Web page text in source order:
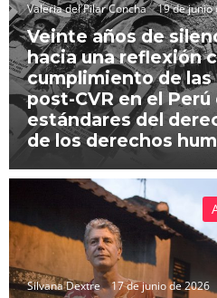
Valeria del Pilar Concha 19 de junio
Veinte años de
hacia una reflexión
cumplimiento de
post-CVR en el
estándares del
de los derechos
Silvana Dextre 17 de junio de 2026